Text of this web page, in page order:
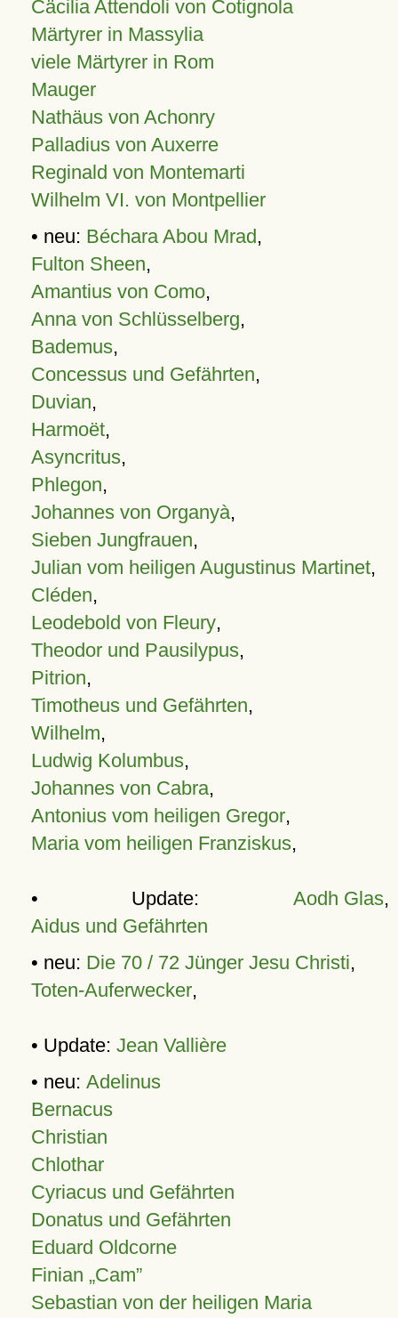
Cäcilia Attendoli von Cotignola
Märtyrer in Massylia
viele Märtyrer in Rom
Mauger
Nathäus von Achonry
Palladius von Auxerre
Reginald von Montemarti
Wilhelm VI. von Montpellier
• neu: Béchara Abou Mrad,
Fulton Sheen,
Amantius von Como,
Anna von Schlüsselberg,
Bademus,
Concessus und Gefährten,
Duvian,
Harmoët,
Asyncritus,
Phlegon,
Johannes von Organyà,
Sieben Jungfrauen,
Julian vom heiligen Augustinus Martinet,
Cléden,
Leodebold von Fleury,
Theodor und Pausilypus,
Pitrion,
Timotheus und Gefährten,
Wilhelm,
Ludwig Kolumbus,
Johannes von Cabra,
Antonius vom heiligen Gregor,
Maria vom heiligen Franziskus,
• Update: Aodh Glas,
Aidus und Gefährten
• neu: Die 70 / 72 Jünger Jesu Christi,
Toten-Auferwecker,
• Update: Jean Vallière
• neu: Adelinus
Bernacus
Christian
Chlothar
Cyriacus und Gefährten
Donatus und Gefährten
Eduard Oldcorne
Finian Cam
Sebastian von der heiligen Maria